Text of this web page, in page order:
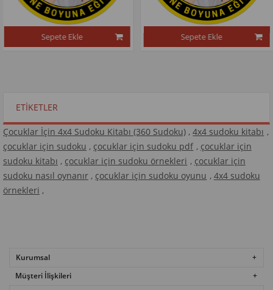
Sepete Ekle
ETIKETLER
Çocuklar İçin 4x4 Sudoku Kitabı (360 Sudoku) , 4x4 sudoku kitabı ,
çocuklar için sudoku , çocuklar için sudoku pdf , çocuklar için
sudoku kitabı , çocuklar için sudoku örnekleri , çocuklar için
sudoku nasıl oynanır , çocuklar için sudoku oyunu , 4x4 sudoku
örnekleri ,
Kurumsal
Müşteri İlişkileri